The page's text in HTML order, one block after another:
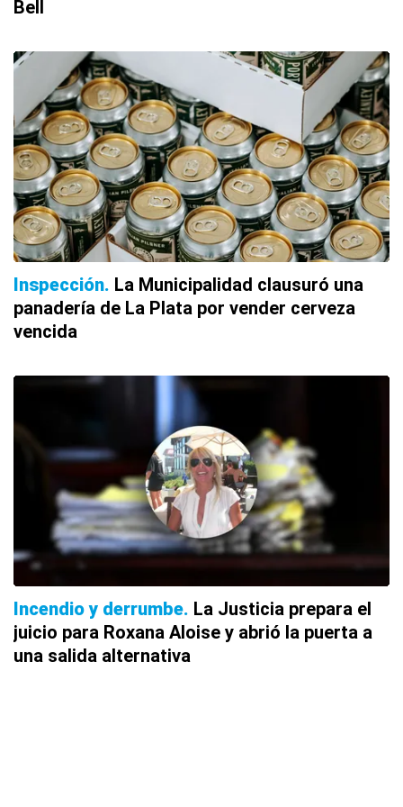
Bell
Inspección La Municipalidad clausuró una
panadería de La Plata por vender cerveza
vencida
Incendio y derrumbe La Justicia prepara el
juicio para Roxana Aloise y abrió la puerta a
una salida alternativa